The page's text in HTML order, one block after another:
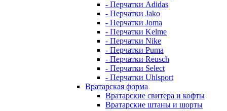
- Перчатки Adidas
- Перчатки Jako
- Перчатки Joma
- Перчатки Kelme
- Перчатки Nike
- Перчатки Puma
- Перчатки Reusch
- Перчатки Select
- Перчатки Uhlsport
Вратарская форма
Вратарские свитера и кофты
Вратарские штаны и шорты